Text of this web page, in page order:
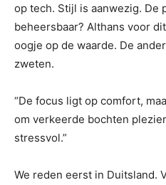
op tech. Stijl is aanwezig. De
beheersbaar? Althans voor
oogje op de waarde. De
zweten.
“De focus ligt op comfort,
om verkeerde bochten
stressvol.”
We reden eerst in Duitsland.